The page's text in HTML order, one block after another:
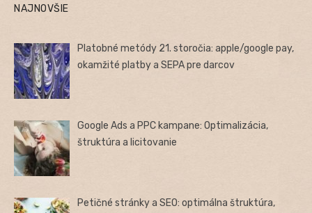
NAJNOVŠIE
Platobné metódy 21. storočia: apple/google pay,
okamžité platby a SEPA pre darcov
Google Ads a PPC kampane: Optimalizácia,
štruktúra a licitovanie
Petičné stránky a SEO: optimálna štruktúra,